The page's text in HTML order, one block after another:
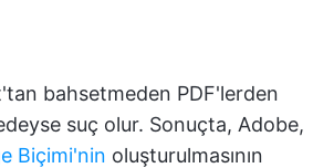
bahsetmeden PDF'lerden
suç olur. Sonuçta, Adobe,
Biçimi'nin oluşturulmasının